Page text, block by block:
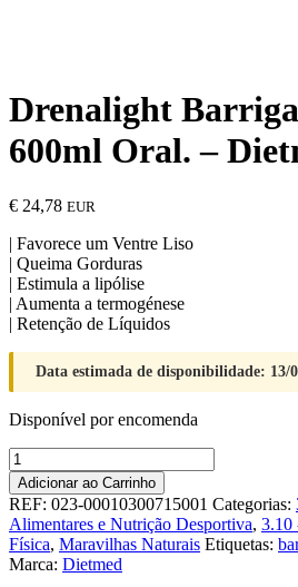
Drenalight
600ml Oral. –
€ 24,78 EUR
| Favorece um Ventre Liso
| Queima Gorduras
| Estimula a lipólise
| Aumenta a termogénese
| Retenção de Líquidos
Data estimada de disponibilidade: 13/
Disponível por encomenda
Quantidade
de
Drenalight
Barriga
Plana
600ml
Oral.
Adicionar ao Carrinho
REF: 023-00010300715001 Categorias:
Alimentares e Nutrição Desportiva, 3.10
Física, Maravilhas Naturais Etiquetas:
Marca: Dietmed